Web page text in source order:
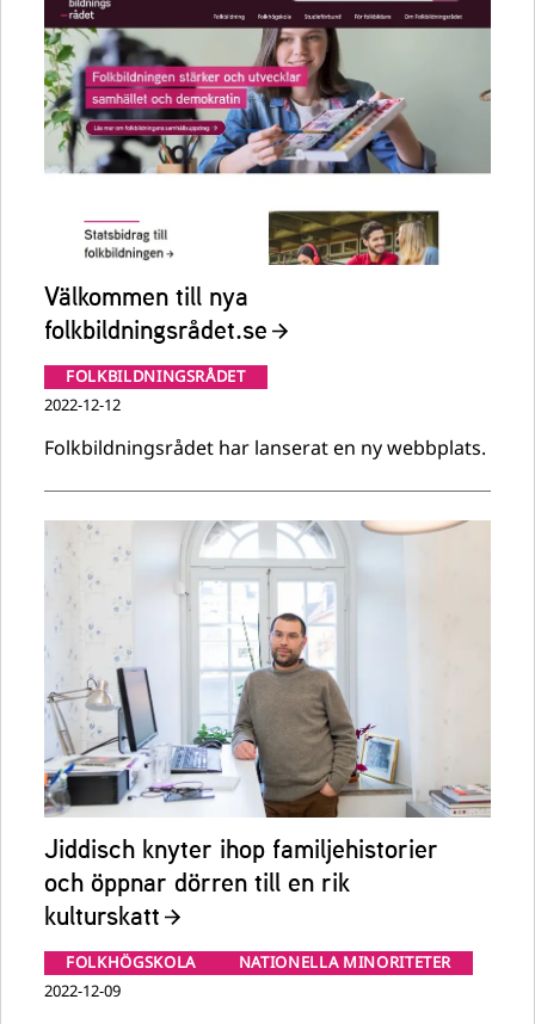
Välkommen till nya
folkbildningsrådet.se
FOLKBILDNINGSRÅDET
2022-12-12
Folkbildningsrådet har lanserat en ny webbplats.
Jiddisch knyter ihop familjehistorier
och öppnar dörren till en rik
kulturskatt
FOLKHÖGSKOLA
NATIONELLA MINORITETER
2022-12-09